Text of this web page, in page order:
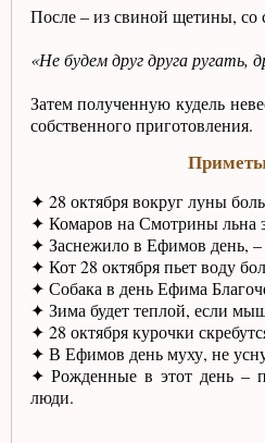
После – из свиной щетины, со
«Не будем друг друга ругать,
Затем полученную кудель
собственного приготовления.
✦ 28 октября вокруг луны
✦ Комаров на Смотрины льна
✦ Заснежило в Ефимов день, –
✦ Кот 28 октября пьет воду
✦ Собака в день Ефима
✦ Зима будет теплой, если
✦ 28 октября курочки
✦ В Ефимов день муху, не
✦ Рожденные в этот день –
люди.